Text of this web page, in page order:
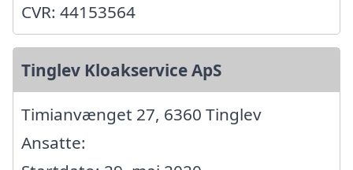
CVR: 44153564
Tinglev Kloakservice ApS
Timianvænget 27, 6360 Tinglev
Ansatte: